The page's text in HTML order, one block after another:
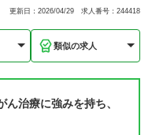
更新日：2026/04/29 求人番号：244418
類似の求人
治療に強みを持ち、